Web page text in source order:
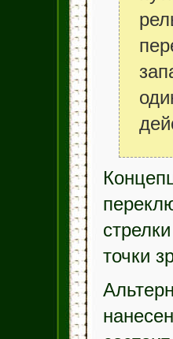
точки